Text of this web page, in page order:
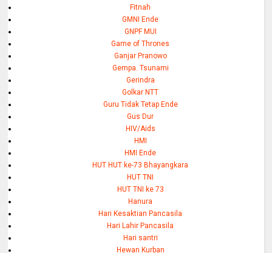
Fitnah
GMNI Ende
GNPF MUI
Game of Thrones
Ganjar Pranowo
Gempa. Tsunami
Gerindra
Golkar NTT
Guru Tidak Tetap Ende
Gus Dur
HIV/Aids
HMI
HMI Ende
HUT HUT ke-73 Bhayangkara
HUT TNI
HUT TNI ke 73
Hanura
Hari Kesaktian Pancasila
Hari Lahir Pancasila
Hari santri
Hewan Kurban